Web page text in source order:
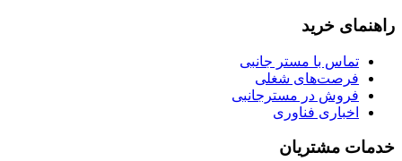
راهنمای خرید
تماس با مستر جانبی
فرصت‌های شغلی
فروش در مسترجانبی
اخباری فناوری
خدمات مشتریان